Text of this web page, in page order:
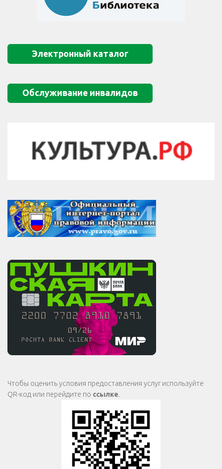
Электронный каталог
Обслуживание инвалидов
Чтобы оценить условия предоставления услуг используйте
QR-код или перейдите по ссылке.